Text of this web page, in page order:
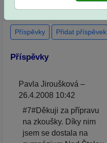
zkouškách
Příspěvky Přidat příspěvek
Příspěvky
Pavla Jiroušková –
26.4.2008 10:42
#7#Děkuji za přípravu
na zkoušky. Díky nim
jsem se dostala na